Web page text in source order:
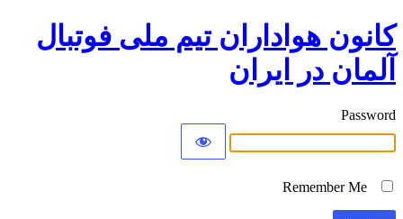
کانون هواداران تیم ملی فوتبال
آلمان در ایران
Password
Remember Me